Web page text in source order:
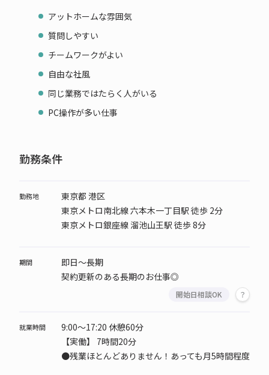
アットホームな雰囲気
質問しやすい
チームワークがよい
自由な社風
同じ業務ではたらく人がいる
PC操作が多い仕事
勤務条件
勤務地
東京都 港区
東京メトロ南北線 六本木一丁目駅 徒歩 2分
東京メトロ銀座線 溜池山王駅 徒歩 8分
期間
即日～長期
契約更新のある長期のお仕事◎
開始日相談OK
就業時間
9:00～17:20 休憩60分
【実働】 7時間20分
●残業ほとんどありません！あっても月5時間程度